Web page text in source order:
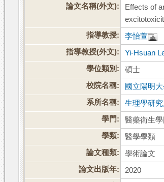
論文名稱(外文):
Effects of
指導教授:
李怡萱
指導教授(外文):
Yi-Hsuan
學位類別:
碩士
校院名稱:
國立陽明
系所名稱:
生理學研
學門:
醫藥衛生學
學類:
醫學學類
論文種類:
學術論文
論文出版年:
2020